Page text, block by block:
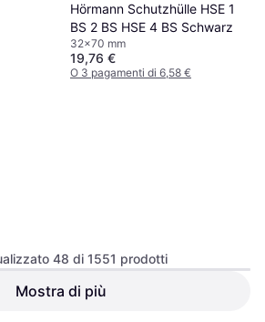
Hörmann Schutzhülle HSE 1
BS 2 BS HSE 4 BS Schwarz
32x70 mm
19,76 €
O 3 pagamenti di 6,58 €
OEM Motorizzazione Elettrica
48 di 1551 prodotti
Mostra di più